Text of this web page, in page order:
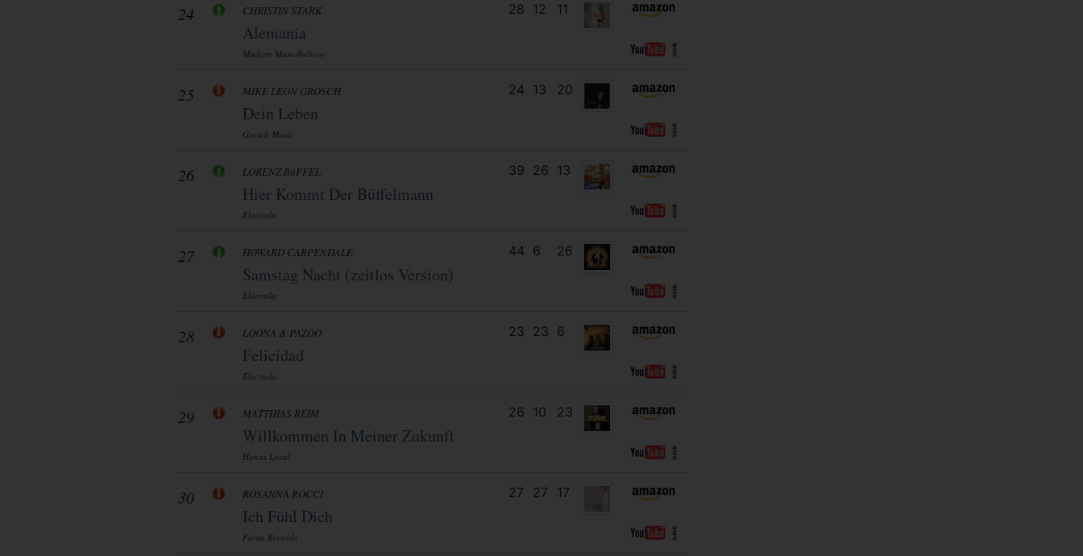
24 CHRISTIN STARK
Alemania
Madizin Music/believe
28 12 11
25 MIKE LEON GROSCH
Dein Leben
Grosch Music
24 13 20
26 LORENZ BüFFEL
Hier Kommt Der Büffelmann
Electrola
39 26 13
27 HOWARD CARPENDALE
Samstag Nacht (zeitlos Version)
Electrola
44 6 26
28 LOONA & PAZOO
Felicidad
Electrola
23 23 6
29 MATTHIAS REIM
Willkommen In Meiner Zukunft
Hansa Local
26 10 23
30 ROSANNA ROCCI
Ich Fühl Dich
Fiesta Records
27 27 17